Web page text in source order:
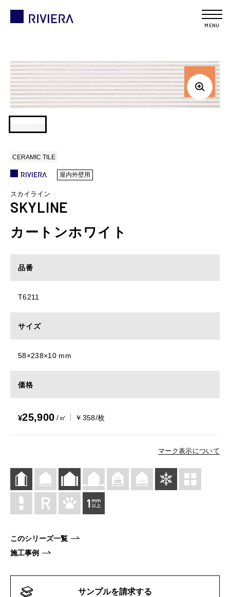
MENU
CERAMIC TILE
屋内外壁用
スカイライン
SKYLINE
カートンホワイト
品番
T6211
サイズ
58×238×10 mm
価格
¥25,900 /㎡ ￥358/枚
マーク表示について
このシリーズ一覧
施工事例
サンプルを請求する